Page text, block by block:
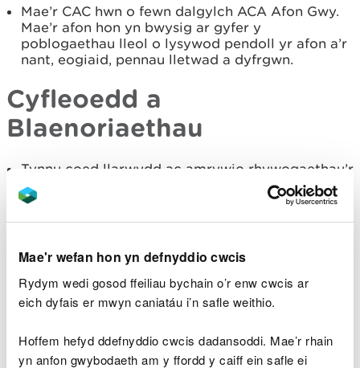
Mae'r wefan hon yn defnyddio cwcis
Rydym wedi gosod ffeiliau bychain o’r enw cwcis ar
eich dyfais er mwyn caniatáu i’n safle weithio.
Hoffem hefyd ddefnyddio cwcis dadansoddi. Mae’r rhain
yn anfon gwybodaeth am y ffordd y caiff ein safle ei
Mae’r CAC hwn o fewn dalgylch ACA Afon Gwy.
Mae’r afon hon yn bwysig ar gyfer y
poblogaethau lleol o lysywod pendoll yr afon a’r
nant, eogiaid, pennau lletwad a dyfrgwn.
Cyfleoedd a
Blaenoriaethau
Tynnu coed llarwydd ac amrywio rhywogaethau’r
coedwigoedd er mwyn cynyddu’u gwytnwch yn
erbyn plâu, gan greu coedwig gydnerth ar gyfer
warchodfeydd naturiol, cadw clystyrau dros y
tymor hir a Choedwigaeth Gorchudd Parhaol.
Parhau i gynnal cyflenwad cynaliadwy o bren
drwy gynllunio’r dewis o rywogaethau i’w
Mwy o ardaloedd coetir olynol / torlannol i wella
gwytnwch y dirwedd a chysylltiadau rhwng